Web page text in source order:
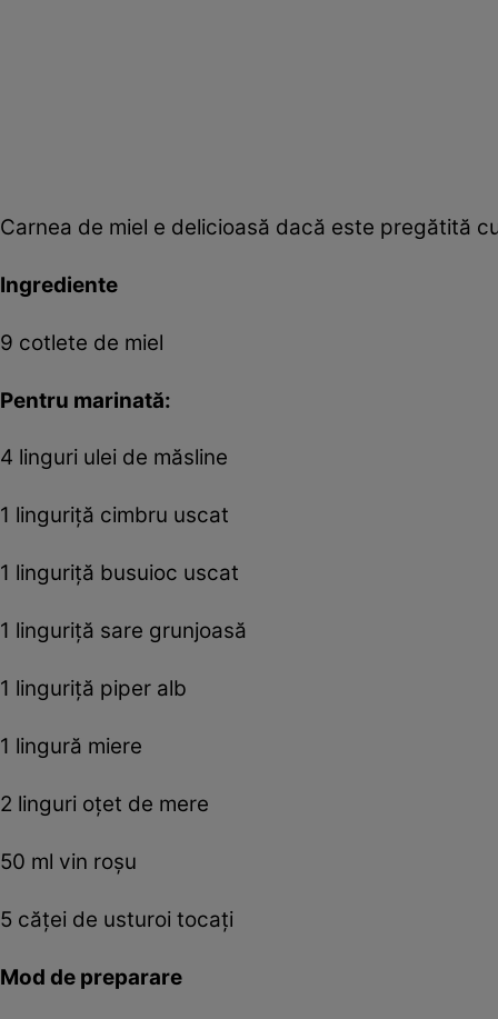
Carnea de miel e delicioasă dacă este pregătită
Ingrediente
9 cotlete de miel
Pentru marinată:
4 linguri ulei de măsline
1 linguriță cimbru uscat
1 linguriță busuioc uscat
1 linguriță sare grunjoasă
1 linguriță piper alb
1 lingură miere
2 linguri oțet de mere
50 ml vin roșu
5 căței de usturoi tocați
Mod de preparare